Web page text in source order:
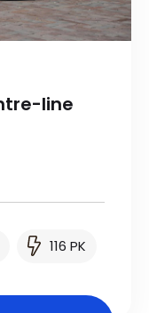
line
116 PK